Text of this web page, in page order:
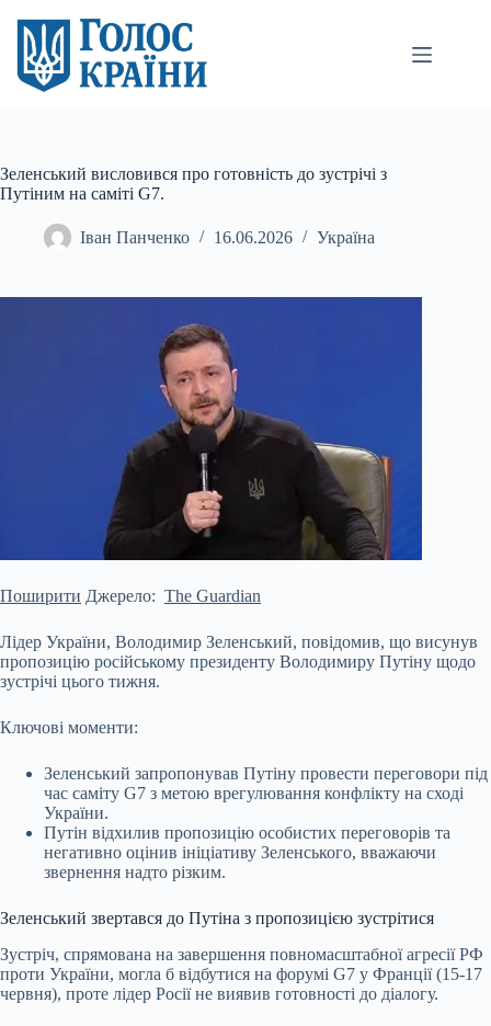
вмісту
Зеленський висловився про готовність до зустрічі з
Путіним на саміті G7.
Іван Панченко 16.06.2026 Україна
Поширити Джерело: The Guardian
Лідер України, Володимир Зеленський, повідомив, що висунув
пропозицію російському президенту Володимиру Путіну щодо
зустрічі цього тижня.
Ключові моменти:
Зеленський запропонував Путіну провести переговори під
час саміту G7 з метою врегулювання конфлікту на сході
України.
Путін відхилив пропозицію особистих переговорів та
негативно оцінив ініціативу Зеленського, вважаючи
звернення надто різким.
Зеленський звертався до Путіна з пропозицією зустрітися
Зустріч, спрямована на завершення повномасштабної агресії РФ
проти України, могла б відбутися на форумі G7 у Франції (15-17
червня), проте лідер Росії не виявив готовності до діалогу.